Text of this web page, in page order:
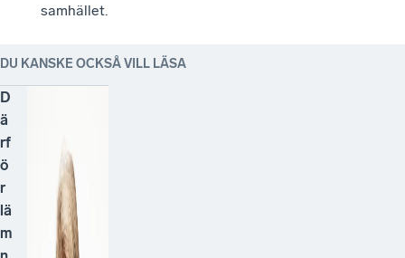
samhället.
DU KANSKE OCKSÅ VILL LÄSA
D
ä
rf
ö
r
lä
m